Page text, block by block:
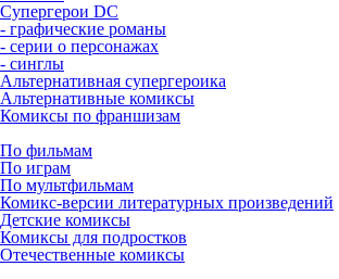
Супергерои DC
- графические романы
- серии о персонажах
- синглы
Альтернативная супергероика
Альтернативные комиксы
Комиксы по франшизам
По фильмам
По играм
По мультфильмам
Комикс-версии литературных произведений
Детские комиксы
Комиксы для подростков
Отечественные комиксы